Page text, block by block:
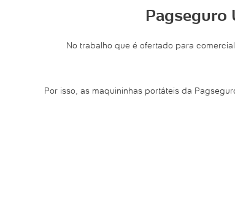
Pagseguro
No trabalho que é ofertado para
Por isso, as maquininhas portáteis da